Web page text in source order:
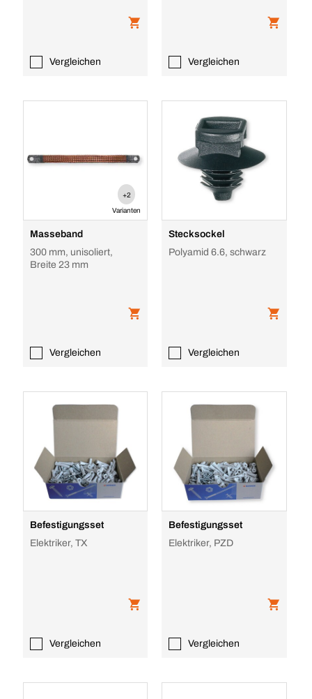
Vergleichen Vergleichen
+2
Varianten
Masseband
300 mm, unisoliert,
Breite 23 mm
Vergleichen
Stecksockel
Polyamid 6.6, schwarz
Vergleichen
Befestigungsset
Elektriker, TX
Vergleichen
Befestigungsset
Elektriker, PZD
Vergleichen